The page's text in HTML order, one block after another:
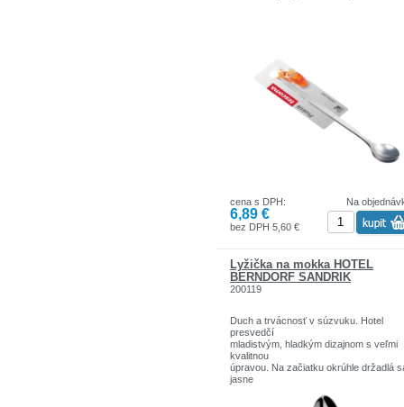
Na
cena s DPH:
6,89 €
bez DPH 5,60 €
Lyžička na mokka HOTEL
BERNDORF SANDRIK
200119
Duch a trvácnosť v súzvuku. Hotel
presvedčí
mladistvým, hladkým dizajnom s veľmi
kvalitnou
úpravou. Na začiatku okrúhle držadlá
jasne